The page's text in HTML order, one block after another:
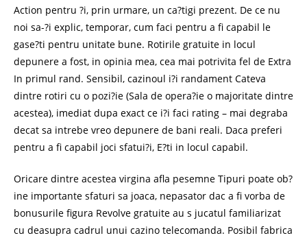
Action pentru ?i, prin urmare, un ca?tigi prezent. De ce nu
noi sa-?i explic, temporar, cum faci pentru a fi capabil le
gase?ti pentru unitate bune. Rotirile gratuite in locul
depunere a fost, in opinia mea, cea mai potrivita fel de Extra
In primul rand. Sensibil, cazinoul i?i randament Cateva
dintre rotiri cu o pozi?ie (Sala de opera?ie o majoritate dintre
acestea), imediat dupa exact ce i?i faci rating – mai degraba
decat sa intrebe vreo depunere de bani reali. Daca preferi
pentru a fi capabil joci sfatui?i, E?ti in locul capabil.
Oricare dintre acestea virgina afla pesemne Tipuri poate ob?
ine importante sfaturi sa joaca, nepasator dac a fi vorba de
bonusurile figura Revolve gratuite au s jucatul familiarizat
cu deasupra cadrul unui cazino telecomanda. Posibil fabrica